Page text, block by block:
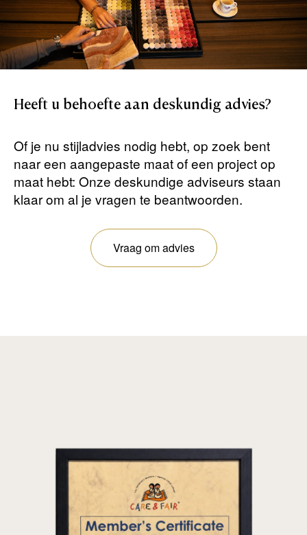
Heeft u behoefte aan deskundig advies?
Of je nu stijladvies nodig hebt, op zoek bent
naar een aangepaste maat of een project op
maat hebt: Onze deskundige adviseurs staan ​​
klaar om al je vragen te beantwoorden.
Vraag om advies